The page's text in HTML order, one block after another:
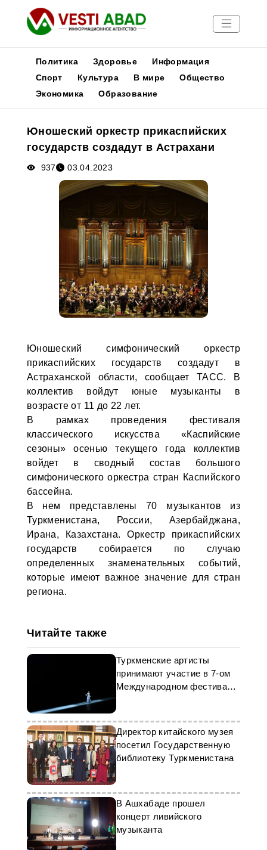
Новости
Медиа
Афиша
Политика Здоровье
Информация
Спорт
Культура В мире
Общество
Экономика
Образование
Юношеский оркестр прикаспийских
государств создадут в Астрахани
937 03.04.2023
Юношеский симфонический оркестр
прикаспийских государств создадут в
Астраханской области, сообщает ТАСС. В
коллектив войдут юные музыканты в
возрасте от 11 до 22 лет.
В рамках проведения фестиваля
классического искусства «Каспийские
сезоны» осенью текущего года коллектив
войдет в сводный состав большого
симфонического оркестра стран Каспийского
бассейна.
В нем представлены 70 музыкантов из
Туркменистана, России, Азербайджана,
Ирана, Казахстана. Оркестр прикаспийских
государств собирается по случаю
определенных знаменательных событий,
которые имеют важное значение для стран
региона.
Читайте также
Туркменские артисты
принимают участие в 7-ом
Международном фестивале
Директор китайского музея
посетил Государственную
библиотеку Туркменистана
В Ашхабаде прошел
концерт ливийского
музыканта